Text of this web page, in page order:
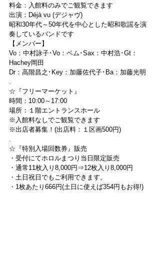
料金：入館料のみでご観覧できます
出演：Déjà vu (デジャヴ)
昭和30年代～50年代を中心とした昭和歌謡を演
奏しているバンドです
【メンバー】
Vo：中村詠子･Vo：ベム･Sax：中村浩･Gt：
Hachey岡田
Dr：高階昌之･Key：加藤佐代子･Ba：加藤光明
.
☆『フリーマーケット』
時間：10:00～17:00
場所：１階エントランスホール
※入館料なしでご観覧できます
※出店者募集！(出店料：１区画500円)
.
☆『特別入場回数券』販売
・受付にてホロルまつり当日限定販売
・通常11枚入り8,000円⇒12枚入り8,000円
・土日祝日でもご利用できます。
・1枚あたり666円(土日に使えば354円もお得!)